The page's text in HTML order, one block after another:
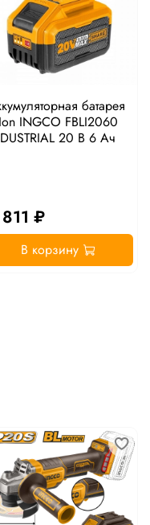
батарея
INGCO FBLI2060
20 В 6 Ач
₽
В корзину